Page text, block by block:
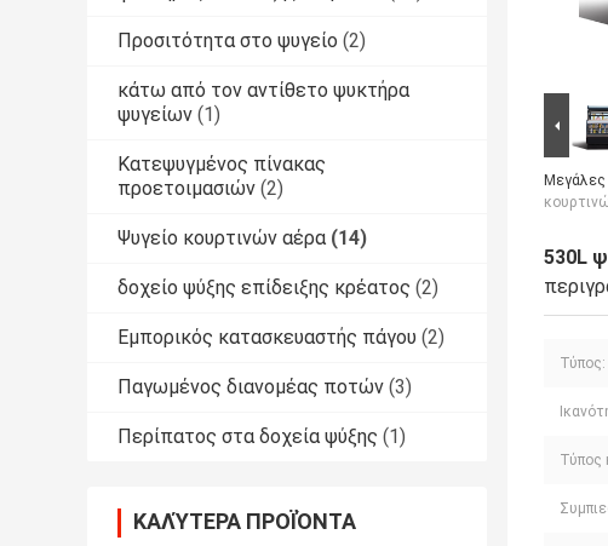
Προσιτότητα στο ψυγείο (2)
κάτω από τον αντίθετο ψυκτήρα
ψυγείων (1)
Κατεψυγμένος πίνακας
προετοιμασιών (2)
Ψυγείο κουρτινών αέρα (14)
δοχείο ψύξης επίδειξης κρέατος (2)
Εμπορικός κατασκευαστής πάγου (2)
Παγωμένος διανομέας ποτών (3)
Περίπατος στα δοχεία ψύξης (1)
ΚΑΛΎΤΕΡΑ ΠΡΟΪΌΝΤΑ
Μεγάλες
530L
Τύπος:
Τύπος